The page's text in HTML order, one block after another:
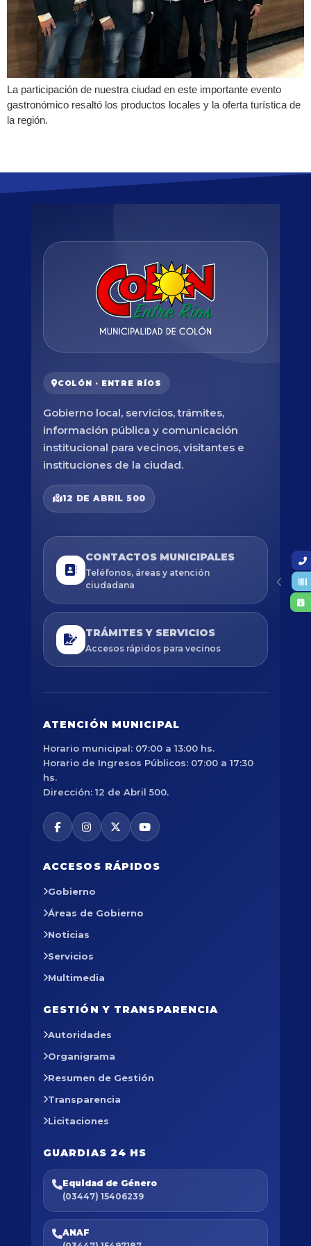
La participación de nuestra ciudad en este importante evento
gastronómico resaltó los productos locales y la oferta turística de
la región.
COLÓN · ENTRE RÍOS
Gobierno local, servicios, trámites,
información pública y comunicación
institucional para vecinos, visitantes e
instituciones de la ciudad.
12 DE ABRIL 500
CONTACTOS MUNICIPALES
Teléfonos, áreas y atención
ciudadana
TRÁMITES Y SERVICIOS
Accesos rápidos para vecinos
ATENCIÓN MUNICIPAL
Horario municipal: 07:00 a 13:00 hs.
Horario de Ingresos Públicos: 07:00 a 17:30
hs.
Dirección: 12 de Abril 500.
ACCESOS RÁPIDOS
Gobierno
Áreas de Gobierno
Noticias
Servicios
Multimedia
GESTIÓN Y TRANSPARENCIA
Autoridades
Organigrama
Resumen de Gestión
Transparencia
Licitaciones
GUARDIAS 24 HS
Equidad de Género
(03447) 15406239
ANAF